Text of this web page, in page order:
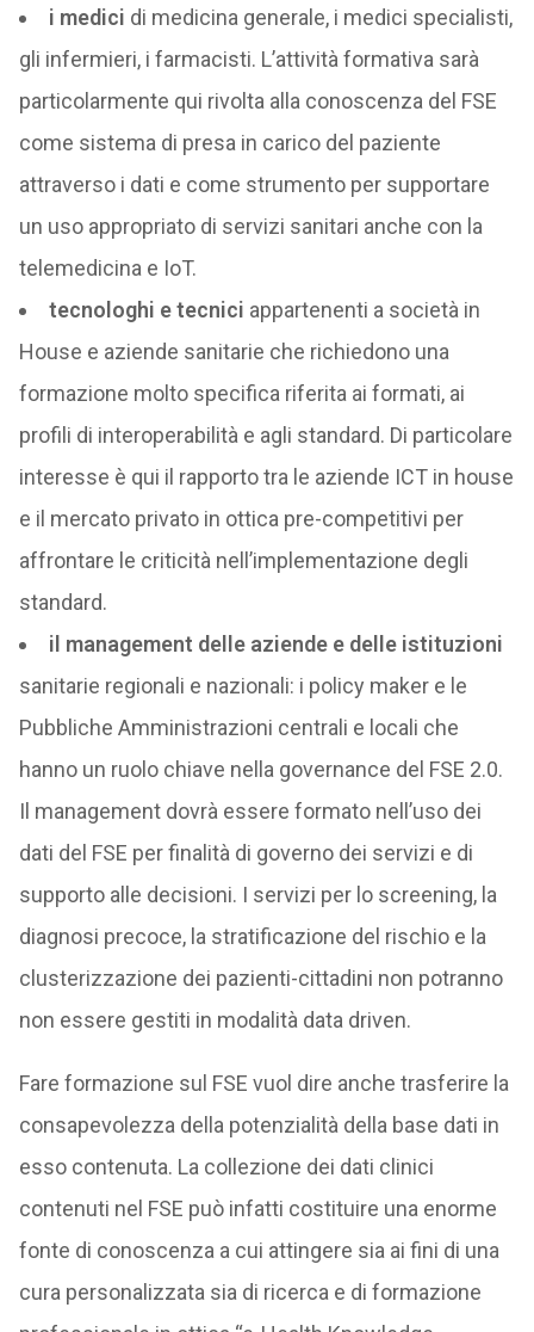
i medici di medicina generale, i medici specialisti,
gli infermieri, i farmacisti. L’attività formativa sarà
particolarmente qui rivolta alla conoscenza del FSE
come sistema di presa in carico del paziente
attraverso i dati e come strumento per supportare
un uso appropriato di servizi sanitari anche con la
telemedicina e IoT.
tecnologhi e tecnici appartenenti a società in
House e aziende sanitarie che richiedono una
formazione molto specifica riferita ai formati, ai
profili di interoperabilità e agli standard. Di particolare
interesse è qui il rapporto tra le aziende ICT in house
e il mercato privato in ottica pre-competitivi per
affrontare le criticità nell’implementazione degli
standard.
il management delle aziende e delle istituzioni
sanitarie regionali e nazionali: i policy maker e le
Pubbliche Amministrazioni centrali e locali che
hanno un ruolo chiave nella governance del FSE 2.0.
Il management dovrà essere formato nell’uso dei
dati del FSE per finalità di governo dei servizi e di
supporto alle decisioni. I servizi per lo screening, la
diagnosi precoce, la stratificazione del rischio e la
clusterizzazione dei pazienti-cittadini non potranno
non essere gestiti in modalità data driven.
Fare formazione sul FSE vuol dire anche trasferire la
consapevolezza della potenzialità della base dati in
esso contenuta. La collezione dei dati clinici
contenuti nel FSE può infatti costituire una enorme
fonte di conoscenza a cui attingere sia ai fini di una
cura personalizzata sia di ricerca e di formazione